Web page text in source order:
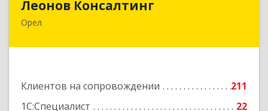
Леонов Консалтинг
Орел
Клиентов на сопровождении
211
1С:Специалист
22
302030, Орловская обл, Орловский р-н, Орел г,